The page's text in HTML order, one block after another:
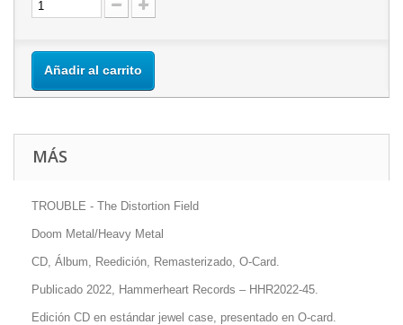
Añadir al carrito
MÁS
TROUBLE - The Distortion Field
Doom Metal/Heavy Metal
CD, Álbum, Reedición, Remasterizado, O-Card.
Publicado 2022, Hammerheart Records – HHR2022-45.
Edición CD en estándar jewel case, presentado en O-card.